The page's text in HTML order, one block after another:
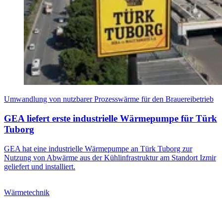
Umwandlung von nutzbarer Prozesswärme für den Brauereibetrieb
GEA liefert erste industrielle Wärmepumpe für Türk
Tuborg
GEA hat eine industrielle Wärmepumpe an Türk Tuborg zur
Nutzung von Abwärme aus der Kühlinfrastruktur am Standort Izmir
geliefert und installiert.
Wärmetechnik